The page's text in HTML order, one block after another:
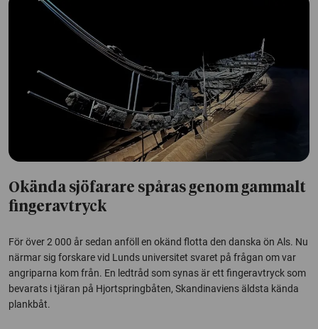
Okända sjöfarare spåras genom gammalt
fingeravtryck
För över 2 000 år sedan anföll en okänd flotta den danska ön Als. Nu
närmar sig forskare vid Lunds universitet svaret på frågan om var
angriparna kom från. En ledtråd som synas är ett fingeravtryck som
bevarats i tjäran på Hjortspringbåten, Skandinaviens äldsta kända
plankbåt.